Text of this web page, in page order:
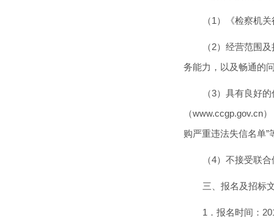
（1）《检察机
（2）经营范围
务能力，以及畅通的
（3）具有良好
（www.ccgp.gov.cn
购严重违法失信名单”
（4）不接受联
三、报名及招标
1．报名时间：